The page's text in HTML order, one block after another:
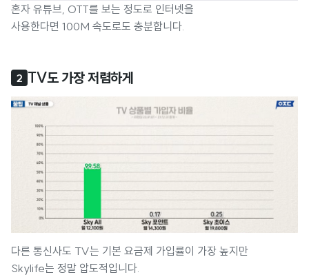
혼자 유튜브, OTT를 보는 정도로 인터넷을
사용한다면 100M 속도로도 충분합니다.
2 TV도 가장 저렴하게
다른 통신사도 TV는 기본 요금제 가입률이 가장 높지만
Skylife는 정말 압도적입니다.